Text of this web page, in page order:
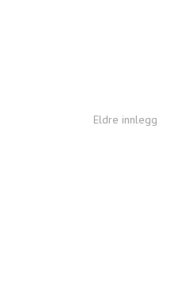
Eldre innlegg